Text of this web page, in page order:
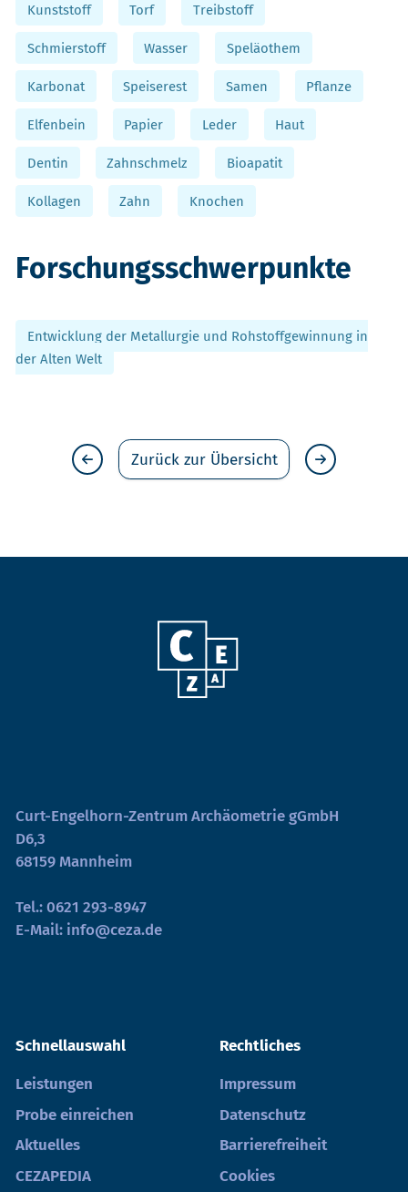
Kunststoff Torf Treibstoff
Schmierstoff Wasser Speläothem
Karbonat Speiserest Samen Pflanze
Elfenbein Papier Leder Haut
Dentin Zahnschmelz Bioapatit
Kollagen Zahn Knochen
Forschungsschwerpunkte
Entwicklung der Metallurgie und Rohstoffgewinnung in
der Alten Welt
Zurück zur Übersicht
Curt-Engelhorn-Zentrum Archäometrie gGmbH
D6,3
68159 Mannheim
Tel.:0621 293-8947
E-Mail: info@ceza.de
Schnellauswahl
Leistungen
Probe einreichen
Aktuelles
CEZAPEDIA
Rechtliches
Impressum
Datenschutz
Barrierefreiheit
Cookies